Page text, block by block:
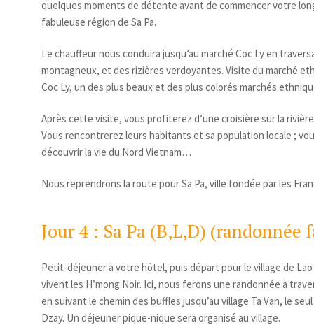
quelques moments de détente avant de commencer votre
fabuleuse région de Sa Pa.
Le chauffeur nous conduira jusqu’au marché Coc Ly en
montagneux, et des rizières verdoyantes. Visite du marché
Coc Ly, un des plus beaux et des plus colorés marchés
Après cette visite, vous profiterez d’une croisière sur la rivière
Vous rencontrerez leurs habitants et sa population locale ;
découvrir la vie du Nord Vietnam…
Nous reprendrons la route pour Sa Pa, ville fondée par les
Jour 4 : Sa Pa (B,L,D) (randonnée
Petit-déjeuner à votre hôtel, puis départ pour le village de Lao
vivent les H’mong Noir. Ici, nous ferons une randonnée à
en suivant le chemin des buffles jusqu’au village Ta Van, le
Dzay. Un déjeuner pique-nique sera organisé au village.